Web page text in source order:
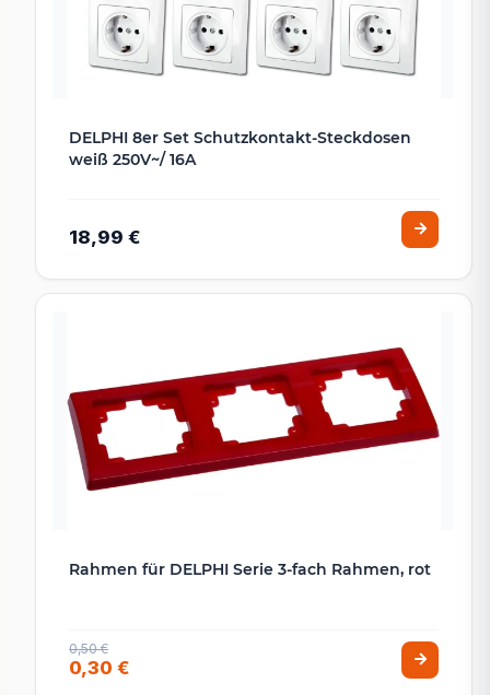
DELPHI 8er Set Schutzkontakt-Steckdosen
weiß 250V~/ 16A
18,99 €
Rahmen für DELPHI Serie 3-fach Rahmen, rot
0,50 €
0,30 €